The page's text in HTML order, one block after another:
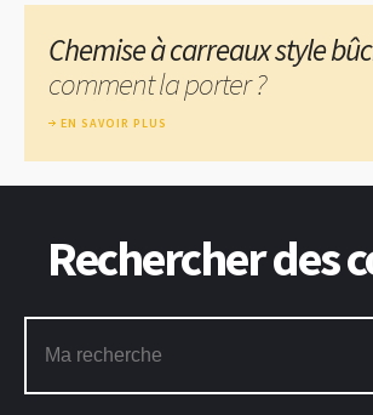
Chemise à carreaux style
comment la porter ?
EN SAVOIR PLUS
Rechercher des